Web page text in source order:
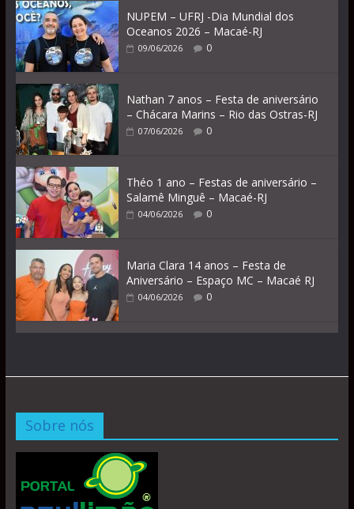
NUPEM – UFRJ -Dia Mundial dos
Oceanos 2026 – Macaé-RJ
09/06/2026 0
Nathan 7 anos – Festa de aniversário
– Chácara Marins – Rio das Ostras-RJ
07/06/2026 0
Théo 1 ano – Festas de aniversário –
Salamê Minguê – Macaé-RJ
04/06/2026 0
Maria Clara 14 anos – Festa de
Aniversário – Espaço MC – Macaé RJ
04/06/2026 0
Sobre nós